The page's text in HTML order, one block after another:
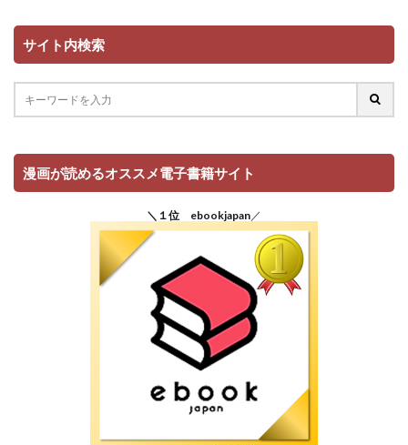
サイト内検索
漫画が読めるオススメ電子書籍サイト
＼１位 ebookjapan／